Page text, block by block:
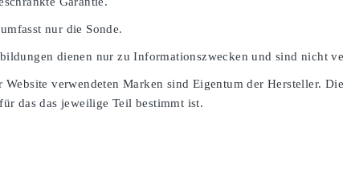
nur die Sonde.
dienen nur zu Informationszwecken und sind nicht
Website verwendeten Marken sind Eigentum der Hersteller.
das das jeweilige Teil bestimmt ist.